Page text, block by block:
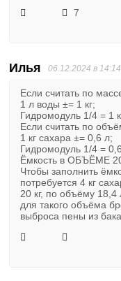
7
Илья 06.12.2024 в 14:14
Если считать по
1 л воды ±= 1 кг;
Гидромодуль 1/4 = 1
Если считать по
1 кг сахара ±= 0,6 л;
Гидромодуль 1/4 =
Ёмкость в ОБЪЁМЕ
Чтобы заполнить
потребуется 4 кг
20 кг, по объёму
для такого объёма
выброса пены из